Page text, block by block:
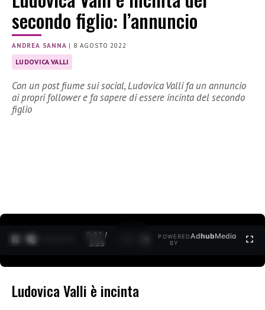
secondo figlio: l’annuncio
ANDREA SANNA | 8 AGOSTO 2022
LUDOVICA VALLI
Con un post fiume sui social, Ludovica Valli fa un annuncio
ai propri follower e fa sapere di essere incinta del secondo
figlio
0:27 /
3:35
POWERED
BY
AdhubMedia
Ludovica Valli è incinta